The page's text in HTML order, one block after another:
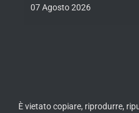
07 Agosto 2026
È vietato copiare, riprodurre,